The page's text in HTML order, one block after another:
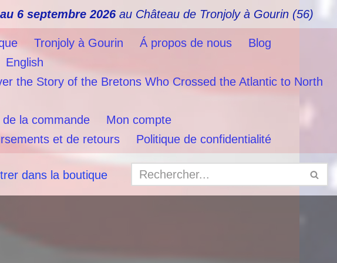
6 septembre 2026au Château de Tronjoly à Gourin (56)
Tronjoly à Gourin Á propos de nous
Blog
English
the Story of the Bretons Who Crossed the Atlantic to North
de la commande
Mon compte
et de retours
Politique de confidentialité
dans la boutique